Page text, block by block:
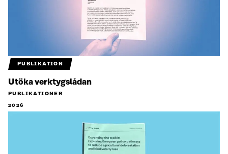
PUBLIKATION
Utöka verktygslådan
PUBLIKATIONER
2026